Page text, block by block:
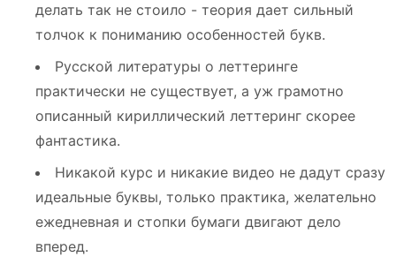
делать так не стоило - теория дает сильный
толчок к пониманию особенностей букв.
Русской литературы о леттеринге
практически не существует, а уж грамотно
описанный кириллический леттеринг скорее
фантастика.
Никакой курс и никакие видео не дадут сразу
идеальные буквы, только практика, желательно
ежедневная и стопки бумаги двигают дело
вперед.